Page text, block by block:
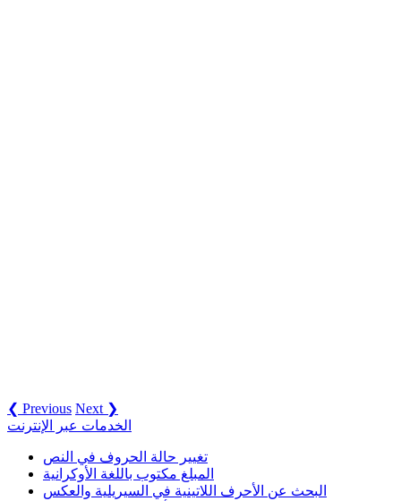
❮ Previous Next ❯
الخدمات عبر الإنترنت
تغيير حالة الحروف في النص
المبلغ مكتوب باللغة الأوكرانية
البحث عن الأحرف اللاتينية في السيريلية والعكس